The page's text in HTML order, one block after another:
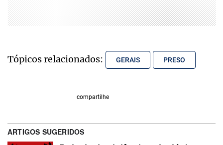
Tópicos relacionados: GERAIS PRESO
compartilhe